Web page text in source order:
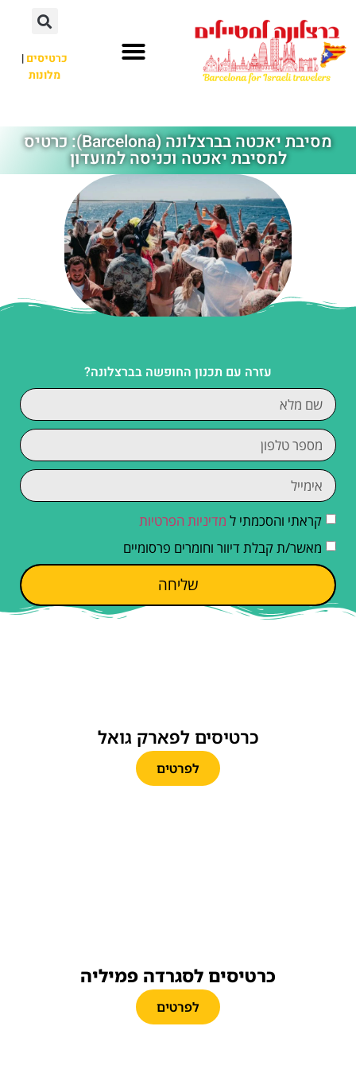
כרטיסים|
מלונות
מסיבת יאכטה בברצלונה (Barcelona): כרטיס
למסיבת יאכטה וכניסה למועדון
עזרה עם תכנון החופשה בברצלונה?
קראתי והסכמתי ל מדיניות הפרטיות
מאשר/ת קבלת דיוור וחומרים פרסומיים
שליחה
כרטיסים לפארק גואל
לפרטים
כרטיסים לסגרדה פמיליה
לפרטים